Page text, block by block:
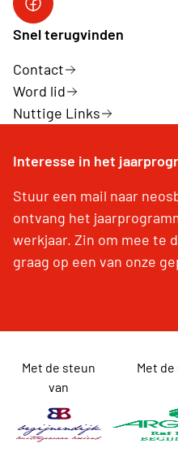
facebookgroep
Snel terugvinden
Contact
Word lid
Nuttige Links
Interesse in het
Stuur een mail naar
ontvang het
werkjaar. Zin om mee te
graag op een van onze
Met de steun
van
Met